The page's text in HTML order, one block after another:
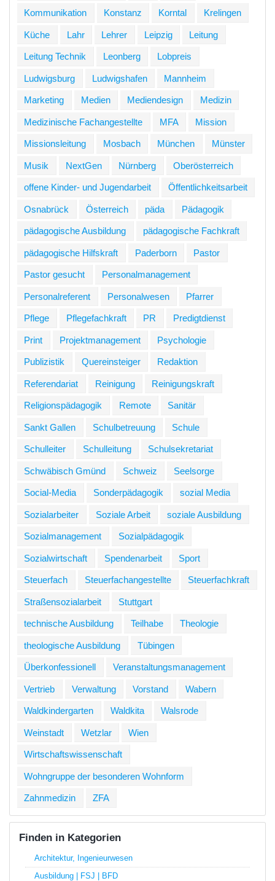
Kommunikation Konstanz Korntal Krelingen
Küche Lahr Lehrer Leipzig Leitung
Leitung Technik Leonberg Lobpreis
Ludwigsburg Ludwigshafen Mannheim
Marketing Medien Mediendesign Medizin
Medizinische Fachangestellte MFA Mission
Missionsleitung Mosbach München Münster
Musik NextGen Nürnberg Oberösterreich
offene Kinder- und Jugendarbeit Öffentlichkeitsarbeit
Osnabrück Österreich päda Pädagogik
pädagogische Ausbildung pädagogische Fachkraft
pädagogische Hilfskraft Paderborn Pastor
Pastor gesucht Personalmanagement
Personalreferent Personalwesen Pfarrer
Pflege Pflegefachkraft PR Predigtdienst
Print Projektmanagement Psychologie
Publizistik Quereinsteiger Redaktion
Referendariat Reinigung Reinigungskraft
Religionspädagogik Remote Sanitär
Sankt Gallen Schulbetreuung Schule
Schulleiter Schulleitung Schulsekretariat
Schwäbisch Gmünd Schweiz Seelsorge
Social-Media Sonderpädagogik sozial Media
Sozialarbeiter Soziale Arbeit soziale Ausbildung
Sozialmanagement Sozialpädagogik
Sozialwirtschaft Spendenarbeit Sport
Steuerfach Steuerfachangestellte Steuerfachkraft
Straßensozialarbeit Stuttgart
technische Ausbildung Teilhabe Theologie
theologische Ausbildung Tübingen
Überkonfessionell Veranstaltungsmanagement
Vertrieb Verwaltung Vorstand Wabern
Waldkindergarten Waldkita Walsrode
Weinstadt Wetzlar Wien
Wirtschaftswissenschaft
Wohngruppe der besonderen Wohnform
Zahnmedizin ZFA
Finden in Kategorien
Architektur, Ingenieurwesen
Ausbildung | FSJ | BFD